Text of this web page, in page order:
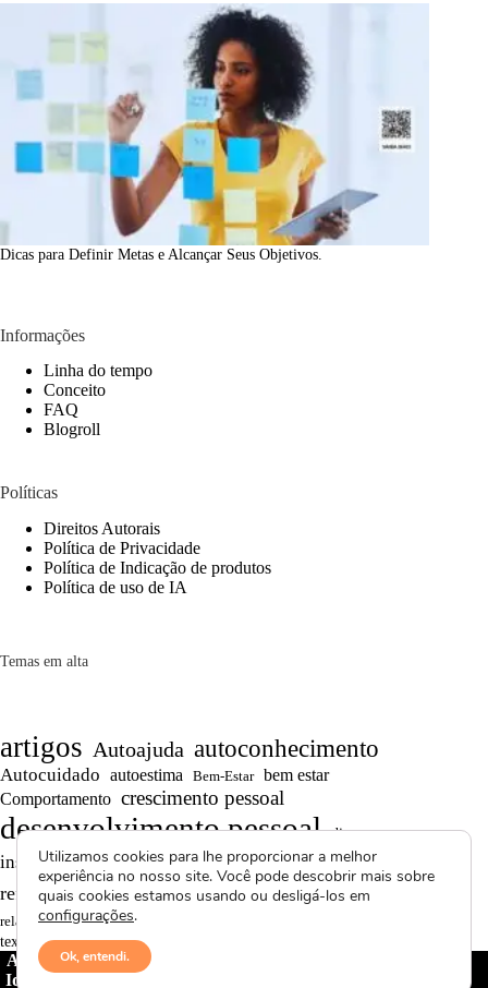
Dicas para Definir Metas e Alcançar Seus Objetivos.
Informações
Linha do tempo
Conceito
FAQ
Blogroll
Políticas
Direitos Autorais
Política de Privacidade
Política de Indicação de produtos
Política de uso de IA
Temas em alta
artigos Autoajuda autoconhecimento
Autocuidado autoestima Bem-Estar bem estar
Comportamento crescimento pessoal
desenvolvimento pessoal dicas
inspiração Motivação produtividade Projetos autorais
reflexão Reflexões Reflexões de Vida
relacionamentos resiliência
textos curtos vídeos
Avctoris Copyright ©
Ideias
Utilizamos cookies para lhe proporcionar a melhor
experiência no nosso site. Você pode descobrir mais sobre
quais cookies estamos usando ou desligá-los em
configurações.
Ok, entendi.